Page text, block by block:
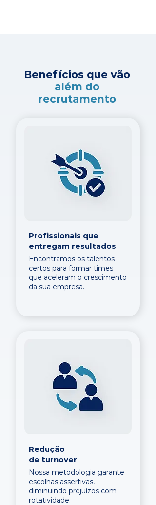
Benefícios que vão
além do
recrutamento
Profissionais que
entregam resultados
Encontramos os talentos
certos para formar times
que aceleram o crescimento
da sua empresa.
Redução
de turnover
Nossa metodologia garante
escolhas assertivas,
diminuindo prejuízos com
rotatividade.